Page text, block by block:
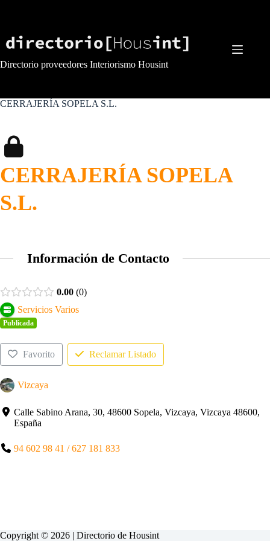
Directorio proveedores Interiorismo Housint
CERRAJERÍA SOPELA S.L.
CERRAJERÍA SOPELA
S.L.
Información de Contacto
0.00 0
Servicios Varios
Publicada
Favorito Reclamar Listado
Vizcaya
Calle Sabino Arana, 30, 48600 Sopela, Vizcaya, Vizcaya 48600,
España
94 602 98 41 / 627 181 833
Copyright © 2026 | Directorio de Housint